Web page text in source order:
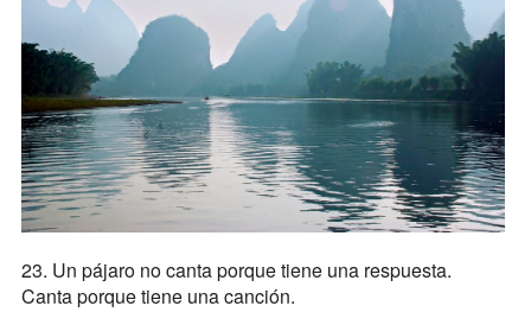
23. Un pájaro no canta porque tiene una respuesta.
Canta porque tiene una canción.